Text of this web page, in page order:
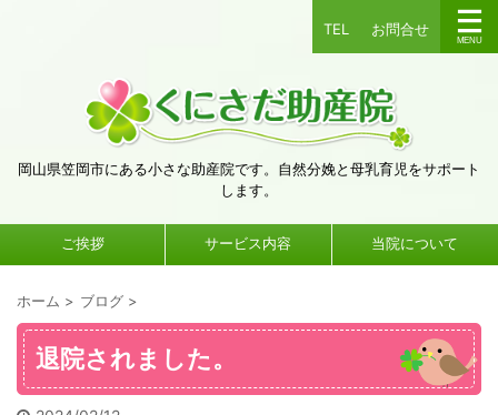
TEL お問合せ
岡山県笠岡市にある小さな助産院です。自然分娩と母乳育児をサポート
します。
ご挨拶 サービス内容 当院について
ホーム > ブログ >
退院されました。